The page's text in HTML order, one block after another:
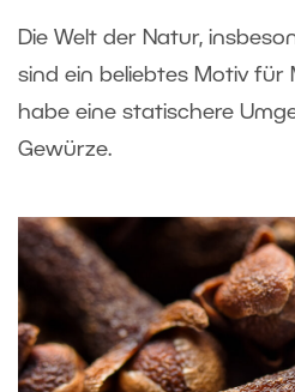
Die Welt der Natur,
sind ein beliebtes Motiv für
habe eine statischere
Gewürze.